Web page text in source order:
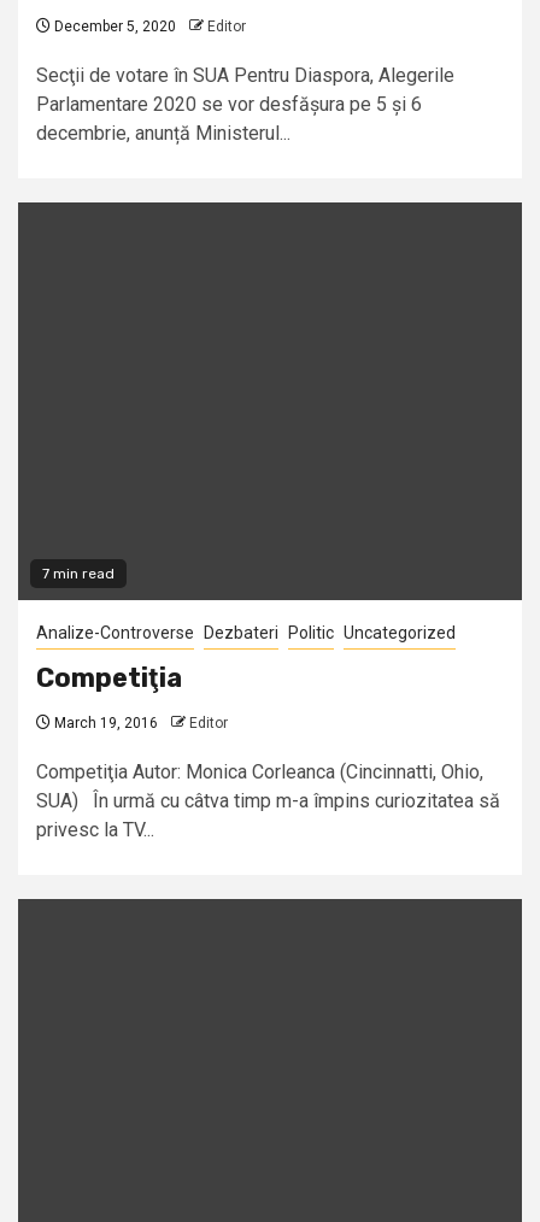
December 5, 2020 Editor
Secţii de votare în SUA Pentru Diaspora, Alegerile
Parlamentare 2020 se vor desfășura pe 5 și 6
decembrie, anunță Ministerul...
7 min read
Analize-Controverse Dezbateri Politic Uncategorized
Competiţia
March 19, 2016 Editor
Competiţia Autor: Monica Corleanca (Cincinnatti, Ohio,
SUA) În urmă cu câtva timp m-a împins curiozitatea să
privesc la TV...